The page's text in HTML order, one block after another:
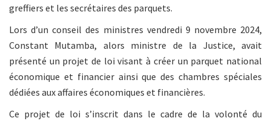
greffiers et les secrétaires des parquets.
Lors d’un conseil des ministres vendredi 9 novembre 2024,
Constant Mutamba, alors ministre de la Justice, avait
présenté un projet de loi visant à créer un parquet national
économique et financier ainsi que des chambres spéciales
dédiées aux affaires économiques et financières.
Ce projet de loi s’inscrit dans le cadre de la volonté du